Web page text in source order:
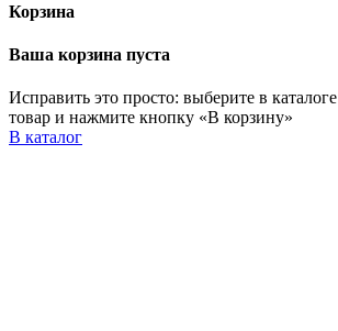
Корзина
Ваша корзина пуста
Исправить это просто: выберите в
товар и нажмите кнопку «В корзину»
В каталог